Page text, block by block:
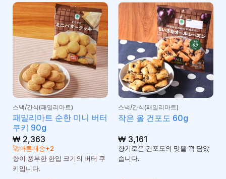
스낵/간식(패밀리마트)
패밀리마트 순한 미니 버터
쿠키 90g
₩2,363
🚀빠른배송+2
향이 풍부한 한입 크기의 버터 쿠
키입니다.
스낵/간식(패밀리마트)
작은 올 건포도 60g
₩3,161
향기로운 건포도의 맛을 꽉 담았
습니다.